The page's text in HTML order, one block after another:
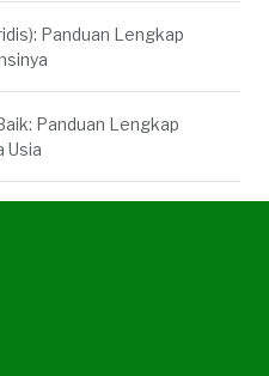
Panduan Lengkap
Panduan Lengkap
Usia